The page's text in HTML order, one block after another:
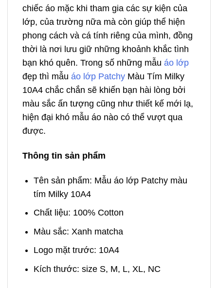
chiếc áo mặc khi tham gia các sự kiện của
lớp, của trường nữa mà còn giúp thể hiện
phong cách và cá tính riêng của mình, đồng
thời là nơi lưu giữ những khoảnh khắc tình
bạn khó quên. Trong số những mẫu áo lớp
đẹp thì mẫu áo lớp Patchy Màu Tím Milky
10A4 chắc chắn sẽ khiến bạn hài lòng bởi
màu sắc ấn tượng cũng như thiết kế mới lạ,
hiện đại khó mẫu áo nào có thể vượt qua
được.
Thông tin sản phẩm
Tên sản phẩm: Mẫu áo lớp Patchy màu
tím Milky 10A4
Chất liệu: 100% Cotton
Màu sắc: Xanh matcha
Logo mặt trước: 10A4
Kích thước: size S, M, L, XL, NC